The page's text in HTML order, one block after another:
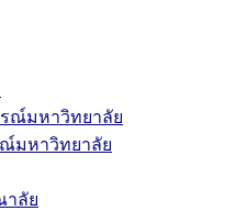
ณ์มหาวิทยาลัย
มหาวิทยาลัย
าลัย